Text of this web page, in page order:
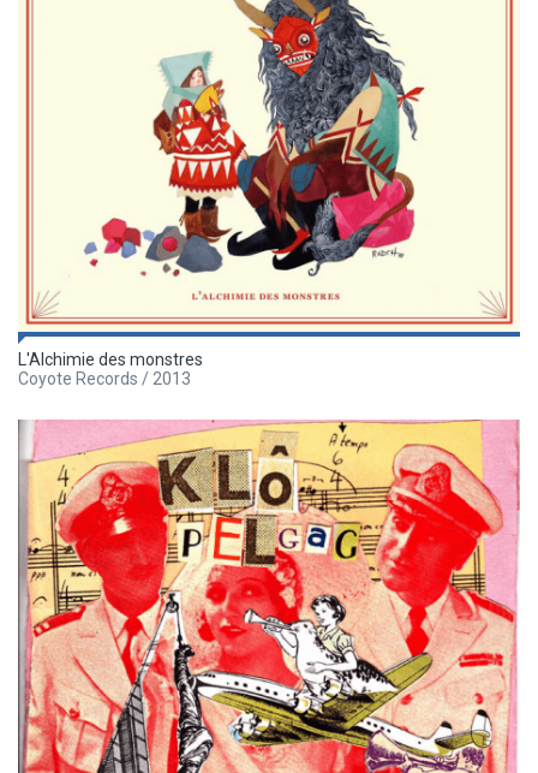
L'Alchimie des monstres
Coyote Records / 2013